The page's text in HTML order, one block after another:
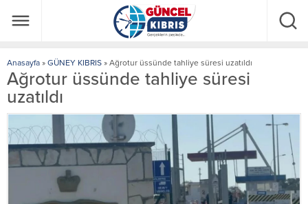
Anasayfa » GÜNEY KIBRIS » Ağrotur üssünde tahliye süresi uzatıldı
Ağrotur üssünde tahliye süresi
uzatıldı